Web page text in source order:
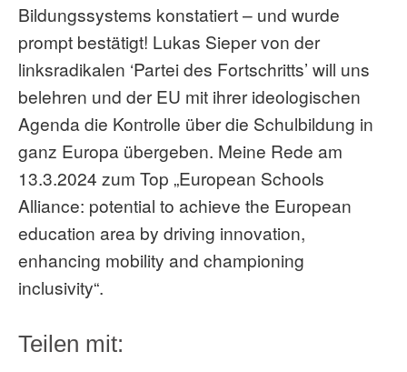
Bildungssystems konstatiert – und wurde
prompt bestätigt! Lukas Sieper von der
linksradikalen ‘Partei des Fortschritts’ will uns
belehren und der EU mit ihrer ideologischen
Agenda die Kontrolle über die Schulbildung in
ganz Europa übergeben. Meine Rede am
13.3.2024 zum Top „European Schools
Alliance: potential to achieve the European
education area by driving innovation,
enhancing mobility and championing
inclusivity“.
Teilen mit: